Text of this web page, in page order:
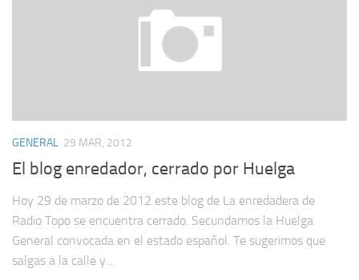
GENERAL 29 MAR, 2012
El blog enredador, cerrado por Huelga
Hoy 29 de marzo de 2012 este blog de La enredadera de
Radio Topo se encuentra cerrado. Secundamos la Huelga
General convocada en el estado español. Te sugerimos que
salgas a la calle y...